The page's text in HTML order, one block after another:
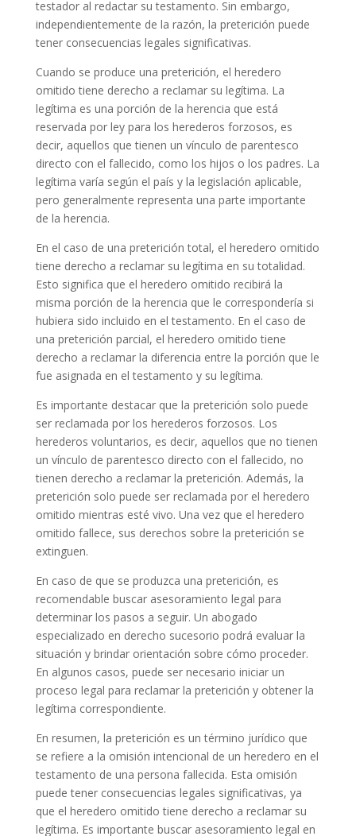
testador al redactar su testamento. Sin embargo,
independientemente de la razón, la preterición puede
tener consecuencias legales significativas.
Cuando se produce una preterición, el heredero
omitido tiene derecho a reclamar su legítima. La
legítima es una porción de la herencia que está
reservada por ley para los herederos forzosos, es
decir, aquellos que tienen un vínculo de parentesco
directo con el fallecido, como los hijos o los padres. La
legítima varía según el país y la legislación aplicable,
pero generalmente representa una parte importante
de la herencia.
En el caso de una preterición total, el heredero omitido
tiene derecho a reclamar su legítima en su totalidad.
Esto significa que el heredero omitido recibirá la
misma porción de la herencia que le correspondería si
hubiera sido incluido en el testamento. En el caso de
una preterición parcial, el heredero omitido tiene
derecho a reclamar la diferencia entre la porción que le
fue asignada en el testamento y su legítima.
Es importante destacar que la preterición solo puede
ser reclamada por los herederos forzosos. Los
herederos voluntarios, es decir, aquellos que no tienen
un vínculo de parentesco directo con el fallecido, no
tienen derecho a reclamar la preterición. Además, la
preterición solo puede ser reclamada por el heredero
omitido mientras esté vivo. Una vez que el heredero
omitido fallece, sus derechos sobre la preterición se
extinguen.
En caso de que se produzca una preterición, es
recomendable buscar asesoramiento legal para
determinar los pasos a seguir. Un abogado
especializado en derecho sucesorio podrá evaluar la
situación y brindar orientación sobre cómo proceder.
En algunos casos, puede ser necesario iniciar un
proceso legal para reclamar la preterición y obtener la
legítima correspondiente.
En resumen, la preterición es un término jurídico que
se refiere a la omisión intencional de un heredero en el
testamento de una persona fallecida. Esta omisión
puede tener consecuencias legales significativas, ya
que el heredero omitido tiene derecho a reclamar su
legítima. Es importante buscar asesoramiento legal en